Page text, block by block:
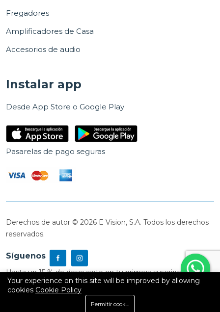
Fregadores
Amplificadores de Casa
Accesorios de audio
Instalar app
Desde App Store o Google Play
Pasarelas de pago seguras
Derechos de autor © 2026 E Vision, S.A. Todos los derechos
reservados.
Síguenos
Hasta un 15 % de descuento en tu primera suscripción
Carrito
Your experience on this site will be improved by allowing
cookies Cookie Policy
Permitir cookies